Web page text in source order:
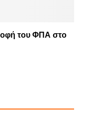
του ΦΠΑ στο